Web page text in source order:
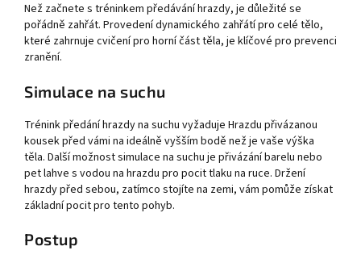
Než začnete s tréninkem předávání hrazdy, je důležité se
pořádně zahřát. Provedení dynamického zahřátí pro celé tělo,
které zahrnuje cvičení pro horní část těla, je klíčové pro prevenci
zranění.
Simulace na suchu
Trénink předání hrazdy na suchu vyžaduje Hrazdu přivázanou
kousek před vámi na ideálně vyšším bodě než je vaše výška
těla. Další možnost simulace na suchu je přivázání barelu nebo
pet lahve s vodou na hrazdu pro pocit tlaku na ruce. Držení
hrazdy před sebou, zatímco stojíte na zemi, vám pomůže získat
základní pocit pro tento pohyb.
Postup